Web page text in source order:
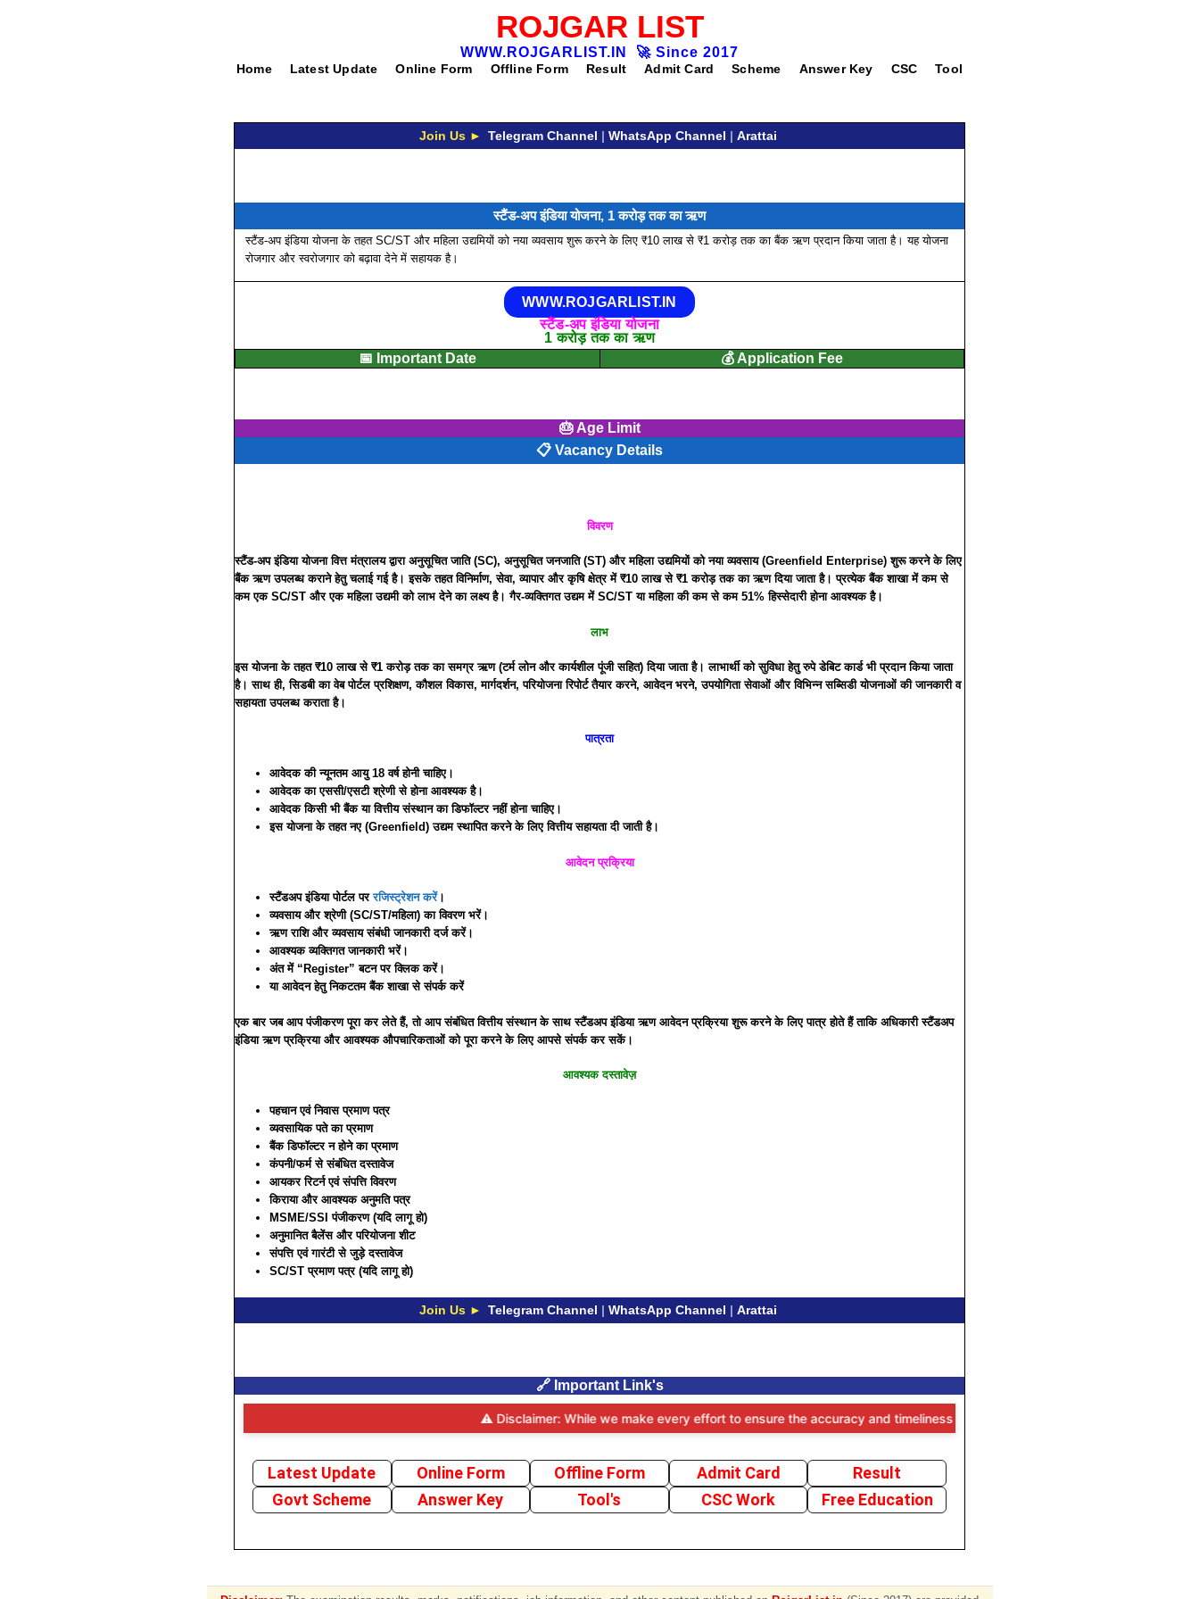
ROJGAR LIST
WWW.ROJGARLIST.IN 🚀 Since 2017
Home Latest Update Online Form Offline Form Result Admit Card Scheme Answer Key CSC Tool
Join Us ► Telegram Channel | WhatsApp Channel | Arattai
स्टैंड-अप इंडिया योजना, 1 करोड़ तक का ऋण
स्टैंड-अप इंडिया योजना के तहत SC/ST और महिला उद्यमियों को नया व्यवसाय शुरू करने के लिए ₹10 लाख से ₹1 करोड़ तक का बैंक ऋण प्रदान किया जाता है। यह योजना
रोजगार और स्वरोजगार को बढ़ावा देने में सहायक है।
WWW.ROJGARLIST.IN
स्टैंड-अप इंडिया योजना
1 करोड़ तक का ऋण
📅 Important Date
💰 Application Fee
🎂 Age Limit
📋 Vacancy Details
विवरण
स्टैंड-अप इंडिया योजना वित्त मंत्रालय द्वारा अनुसूचित जाति (SC), अनुसूचित जनजाति (ST) और महिला उद्यमियों को नया व्यवसाय (Greenfield Enterprise) शुरू करने के लिए
बैंक ऋण उपलब्ध कराने हेतु चलाई गई है। इसके तहत विनिर्माण, सेवा, व्यापार और कृषि क्षेत्र में ₹10 लाख से ₹1 करोड़ तक का ऋण दिया जाता है। प्रत्येक बैंक शाखा में कम से
कम एक SC/ST और एक महिला उद्यमी को लाभ देने का लक्ष्य है। गैर-व्यक्तिगत उद्यम में SC/ST या महिला की कम से कम 51% हिस्सेदारी होना आवश्यक है।
लाभ
इस योजना के तहत ₹10 लाख से ₹1 करोड़ तक का समग्र ऋण (टर्म लोन और कार्यशील पूंजी सहित) दिया जाता है। लाभार्थी को सुविधा हेतु रुपे डेबिट कार्ड भी प्रदान किया जाता
है। साथ ही, सिडबी का वेब पोर्टल प्रशिक्षण, कौशल विकास, मार्गदर्शन, परियोजना रिपोर्ट तैयार करने, आवेदन भरने, उपयोगिता सेवाओं और विभिन्न सब्सिडी योजनाओं की जानकारी व
सहायता उपलब्ध कराता है।
पात्रता
आवेदक की न्यूनतम आयु 18 वर्ष होनी चाहिए।
आवेदक का एससी/एसटी श्रेणी से होना आवश्यक है।
आवेदक किसी भी बैंक या वित्तीय संस्थान का डिफॉल्टर नहीं होना चाहिए।
इस योजना के तहत नए (Greenfield) उद्यम स्थापित करने के लिए वित्तीय सहायता दी जाती है।
आवेदन प्रक्रिया
स्टैंडअप इंडिया पोर्टल पररजिस्ट्रेशन करें।
व्यवसाय और श्रेणी (SC/ST/महिला) का विवरण भरें।
ऋण राशि और व्यवसाय संबंधी जानकारी दर्ज करें।
आवश्यक व्यक्तिगत जानकारी भरें।
अंत में “Register” बटन पर क्लिक करें।
या आवेदन हेतु निकटतम बैंक शाखा से संपर्क करें
एक बार जब आप पंजीकरण पूरा कर लेते हैं, तो आप संबंधित वित्तीय संस्थान के साथ स्टैंडअप इंडिया ऋण आवेदन प्रक्रिया शुरू करने के लिए पात्र होते हैं ताकि अधिकारी स्टैंडअप
इंडिया ऋण प्रक्रिया और आवश्यक औपचारिकताओं को पूरा करने के लिए आपसे संपर्क कर सकें।
आवश्यक दस्तावेज़
पहचान एवं निवास प्रमाण पत्र
व्यवसायिक पते का प्रमाण
बैंक डिफॉल्टर न होने का प्रमाण
कंपनी/फर्म से संबंधित दस्तावेज
आयकर रिटर्न एवं संपत्ति विवरण
किराया और आवश्यक अनुमति पत्र
MSME/SSI पंजीकरण (यदि लागू हो)
अनुमानित बैलेंस और परियोजना शीट
संपत्ति एवं गारंटी से जुड़े दस्तावेज
SC/ST प्रमाण पत्र (यदि लागू हो)
Join Us ► Telegram Channel | WhatsApp Channel | Arattai
🔗 Important Link's
⚠️ Disclaimer: While we make every effort to ensure the accuracy and timeliness of the information provided, users are
Latest Update Online Form Offline Form Admit Card
Result
Govt Scheme
Answer Key Tool's CSC Work Free Education